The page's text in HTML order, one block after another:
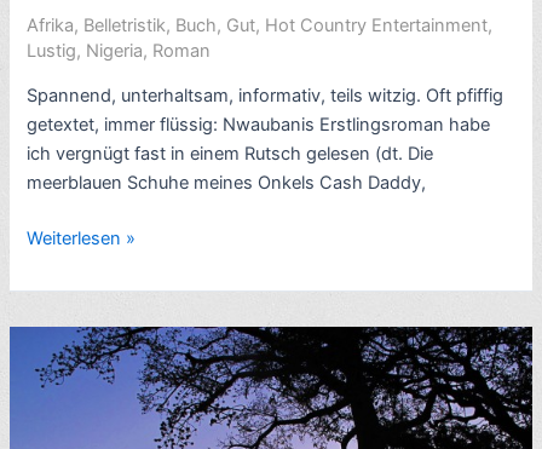
Afrika, Belletristik, Buch, Gut, Hot Country Entertainment,
Lustig, Nigeria, Roman
Spannend, unterhaltsam, informativ, teils witzig. Oft pfiffig
getextet, immer flüssig: Nwaubanis Erstlingsroman habe
ich vergnügt fast in einem Rutsch gelesen (dt. Die
meerblauen Schuhe meines Onkels Cash Daddy,
Rezension
Nigeria-
Spammer-
Roman:
Die
Weiterlesen »